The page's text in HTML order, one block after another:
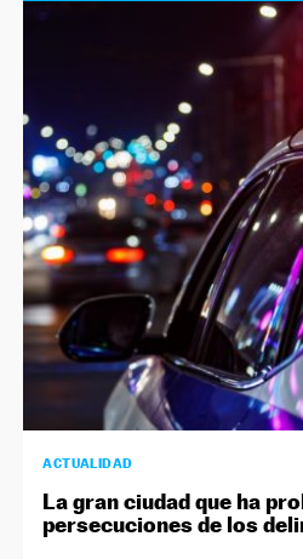
ACTUALIDAD
La gran ciudad que ha
persecuciones de los